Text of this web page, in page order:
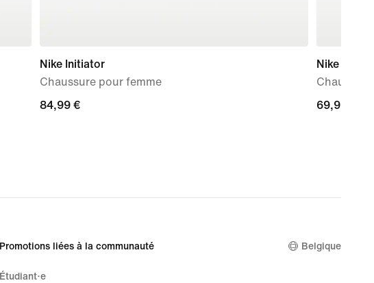
Nike Initiator
Chaussure pour femme
84,99 €
84,99 €
Nike Force
69,99 €
69,99 €
Promotions liées à la communauté
Étudiant·e
Belgique